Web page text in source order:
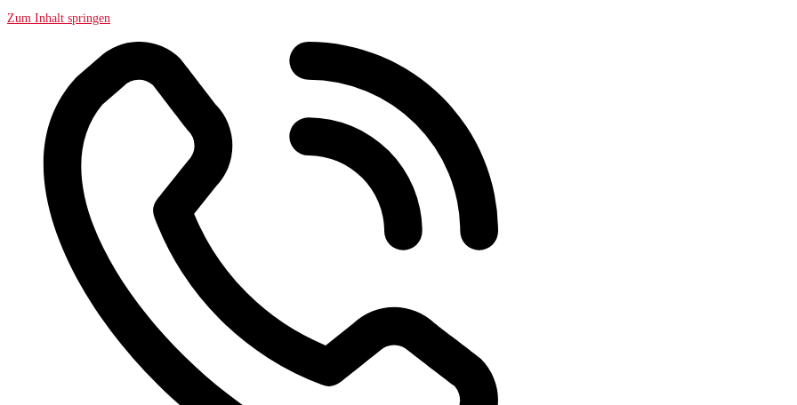
Zum Inhalt springen